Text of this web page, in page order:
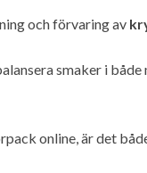
och förvaring av
smaker i
online, är det